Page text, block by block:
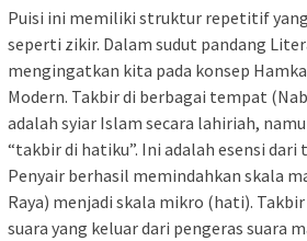
​Puisi ini memiliki struktur repetitif
seperti zikir. Dalam sudut pandang
mengingatkan kita pada konsep
Modern. Takbir di berbagai tempat
adalah syiar Islam secara lahiriah,
“takbir di hatiku”. Ini adalah esensi dari
Penyair berhasil memindahkan skala
Raya) menjadi skala mikro (hati).
suara yang keluar dari pengeras suara